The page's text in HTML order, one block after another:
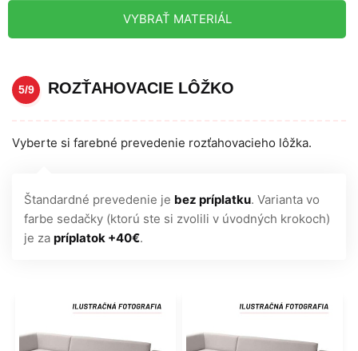
VYBRAŤ MATERIÁL
5/9 ROZŤAHOVACIE LÔŽKO
Vyberte si farebné prevedenie rozťahovacieho lôžka.
Štandardné prevedenie je bez príplatku. Varianta vo
farbe sedačky (ktorú ste si zvolili v úvodných krokoch)
je za príplatok +40€.